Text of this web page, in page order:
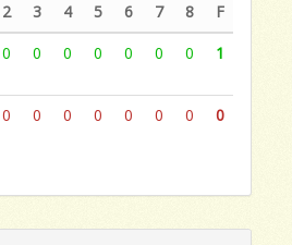
2 3 4 5 6 7 8
F
0 0 0 0 0 0 0 1
0 0 0 0 0 0 0 0